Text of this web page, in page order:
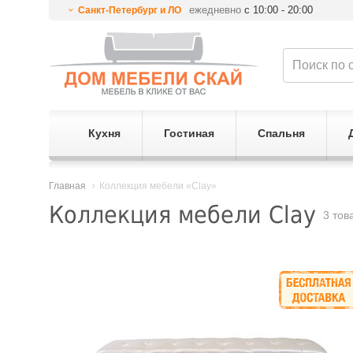
Санкт-Петербург и ЛО ежедневнос 10:00 - 20:00
Кухня Гостиная Спальня
Главная Коллекция мебели «Clay»
Коллекция мебели Clay 3